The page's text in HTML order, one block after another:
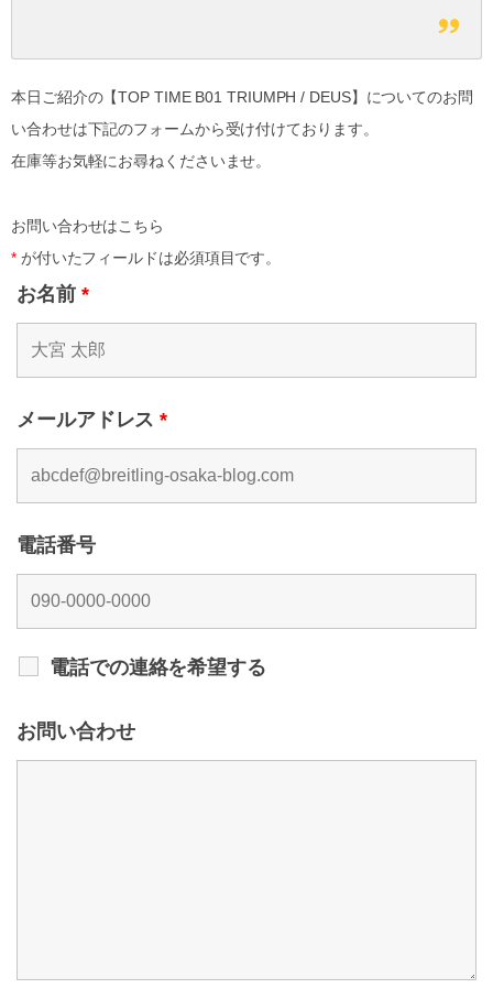
本日ご紹介の【TOP TIME B01 TRIUMPH / DEUS】についてのお問
い合わせは下記のフォームから受け付けております。
在庫等お気軽にお尋ねくださいませ。
お問い合わせはこちら
*が付いたフィールドは必須項目です。
お名前 *
メールアドレス*
電話番号
電話での連絡を希望する
お問い合わせ